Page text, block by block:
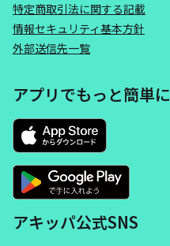
特定商取引法に関する記載
情報セキュリティ基本方針
外部送信先一覧
アプリでもっと簡単に
アキッパ公式SNS